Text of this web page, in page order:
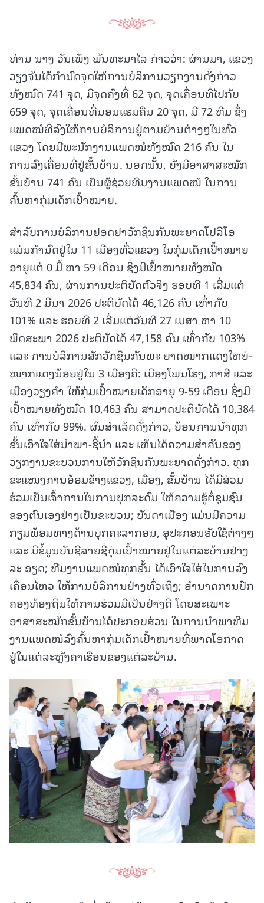
ທ່ານ ນາງ ວັນເພັງ ພັນທະນາໄລ ກ່າວວ່າ: ຜ່ານມາ, ແຂວງ
ວຽງຈັນໄດ້ກຳນົດຈຸດໃຫ້ການບໍລິການວຽກງານດັ່ງກ່າວ
ທັງໝົດ 741 ຈຸດ, ມີຈຸດຄົງທີ່ 62 ຈຸດ, ຈຸດເຄື່ອນທີ່ໄປກັບ
659 ຈຸດ, ຈຸດເຄື່ອນທີ່ນອນແຮມຄືນ 20 ຈຸດ, ມີ 72 ທີມ ຊຶ່ງ
ແພດໝໍທີ່ລົງໃຫ້ການບໍລິການຢູ່ຕາມບ້ານຕ່າງໆໃນທົ່ວ
ແຂວງ ໂດຍມີພະນັກງານແພດໝໍທັງໝົດ 216 ຄົນ ໃນ
ການລົງເຄື່ອນທີ່ຢູ່ຂັ້ນບ້ານ. ນອກນັ້ນ, ຍັງມີອາສາສະໝັກ
ຂັ້ນບ້ານ 741 ຄົນ ເປັນຜູ້ຊ່ວຍທີມງານແພດໝໍ ໃນການ
ຄົ້ນຫາກຸ່ມເດັກເປົ້າໝາຍ.
ສຳລັບການບໍລິການຢອດຢາວັກຊິນກັນພະຍາດໂປລີໂອ
ແມ່ນກຳນົດຢູ່ໃນ 11 ເມືອງທົ່ວແຂວງ ໃນກຸ່ມເດັກເປົ້າໝາຍ
ອາຍຸແຕ່ 0 ມື້ ຫາ 59 ເດືອນ ຊຶ່ງມີເປົ້າໝາຍທັງໝົດ
45,834 ຄົນ, ຜ່ານການປະຕິບັດຕົວຈິງ ຮອບທີ 1 ເລີ່ມແຕ່
ວັນທີ 2 ມີນາ 2026 ປະຕິບັດໄດ້ 46,126 ຄົນ ເທົ່າກັບ
101% ແລະ ຮອບທີ 2 ເລີ່ມແຕ່ວັນທີ 27 ເມສາ ຫາ 10
ພຶດສະພາ 2026 ປະຕິບັດໄດ້ 47,158 ຄົນ ເທົ່າກັບ 103%
ແລະ ການບໍລິການສັກວັກຊິນກັນພະ ຍາດໝາກແດງໃຫຍ່-
ໝາກແດງນ້ອຍຢູ່ໃນ 3 ເມືອງຄື: ເມືອງໂພນໂຮງ, ກາສີ ແລະ
ເມືອງວຽງຄຳ ໃຫ້ກຸ່ມເປົ້າໝາຍເດັກອາຍຸ 9-59 ເດືອນ ຊຶ່ງມີ
ເປົ້າໝາຍທັງໝົດ 10,463 ຄົນ ສາມາດປະຕິບັດໄດ້ 10,384
ຄົນ ເທົ່າກັບ 99%. ຜົນສຳເລັດດັ່ງກ່າວ, ຍ້ອນການນໍາທຸກ
ຂັ້ນເອົາໃຈໃສ່ນໍາພາ-ຊີ້ນຳ ແລະ ເຫັນໄດ້ຄວາມສຳຄັນຂອງ
ວຽກງານຂະບວນການໃຫ້ວັກຊິນກັນພະຍາດດັ່ງກ່າວ. ທຸກ
ຂະແໜງການອ້ອມຂ້າງແຂວງ, ເມືອງ, ຂັ້ນບ້ານ ໄດ້ມີສ່ວມ
ຮ່ວມເປັນເຈົ້າການໃນການປຸກລະດົມ ໃຫ້ຄວາມຮູ້ຕໍ່ຊຸມຊົນ
ຂອງຕົນເອງຢ່າງເປັນຂະບວນ; ບັນດາເມືອງ ແມ່ນມີຄວາມ
ກຽມພ້ອມທາງດ້ານບຸກຄະລາກອນ, ອຸປະກອນຮັບໃຊ້ຕ່າງໆ
ແລະ ມີຂໍ້ມູນບັນຊີລາຍຊື່ກຸ່ມເປົ້າໝາຍຢູ່ໃນແຕ່ລະບ້ານຢ່າງ
ລະ ອຽດ; ທີມງານແພດໝໍທຸກຂັ້ນ ໄດ້ເອົາໃຈໃສ່ໃນການລົງ
ເຄື່ອນໄຫວ ໃຫ້ການບໍລິການຢ່າງທົ່ວເຖິງ; ອໍານາດການປົກ
ຄອງທ້ອງຖິ່ນໃຫ້ການຮ່ວມມືເປັນຢ່າງດີ ໂດຍສະເພາະ
ອາສາສະໝັກຂັ້ນບ້ານໄດ້ປະກອບສ່ວນ ໃນການນໍາພາທີມ
ງານແພດໝໍລົງຄົ້ນຫາກຸ່ມເດັກເປົ້າໝາຍທີ່ພາດໂອກາດ
ຢູ່ໃນແຕ່ລະຫຼັງຄາເຮືອນຂອງແຕ່ລະບ້ານ.